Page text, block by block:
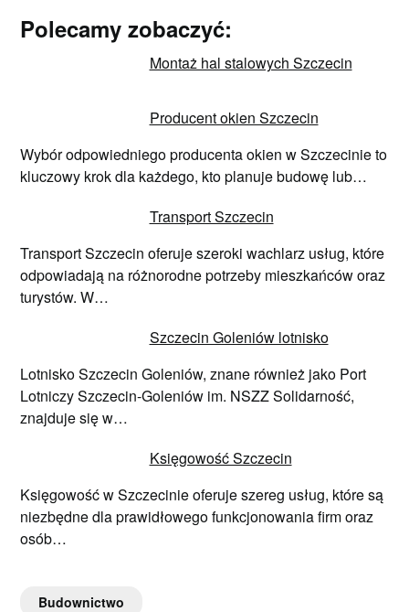
Polecamy zobaczyć:
Montaż hal stalowych Szczecin
Producent okien Szczecin
Wybór odpowiedniego producenta okien w Szczecinie to
kluczowy krok dla każdego, kto planuje budowę lub…
Transport Szczecin
Transport Szczecin oferuje szeroki wachlarz usług, które
odpowiadają na różnorodne potrzeby mieszkańców oraz
turystów. W…
Szczecin Goleniów lotnisko
Lotnisko Szczecin Goleniów, znane również jako Port
Lotniczy Szczecin-Goleniów im. NSZZ Solidarność,
znajduje się w…
Księgowość Szczecin
Księgowość w Szczecinie oferuje szereg usług, które są
niezbędne dla prawidłowego funkcjonowania firm oraz
osób…
Budownictwo